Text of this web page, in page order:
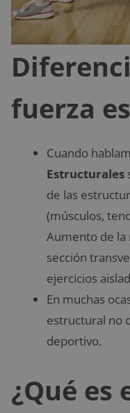
fuerza
Cuando
Estructurales
de las
(músculos,
Aumento de la
sección
ejercicios
En muchas
estructural no
deportivo.
¿Qué es